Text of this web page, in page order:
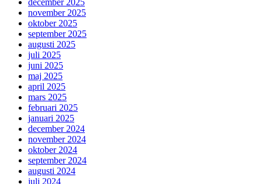
december 2025
november 2025
oktober 2025
september 2025
augusti 2025
juli 2025
juni 2025
maj 2025
april 2025
mars 2025
februari 2025
januari 2025
december 2024
november 2024
oktober 2024
september 2024
augusti 2024
juli 2024